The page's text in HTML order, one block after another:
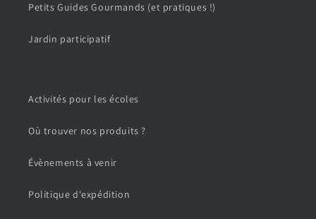
Petits Guides Gourmands (et pratiques !)
Jardin participatif
Activités pour les écoles
Où trouver nos produits ?
Évènements à venir
Politique d'expédition